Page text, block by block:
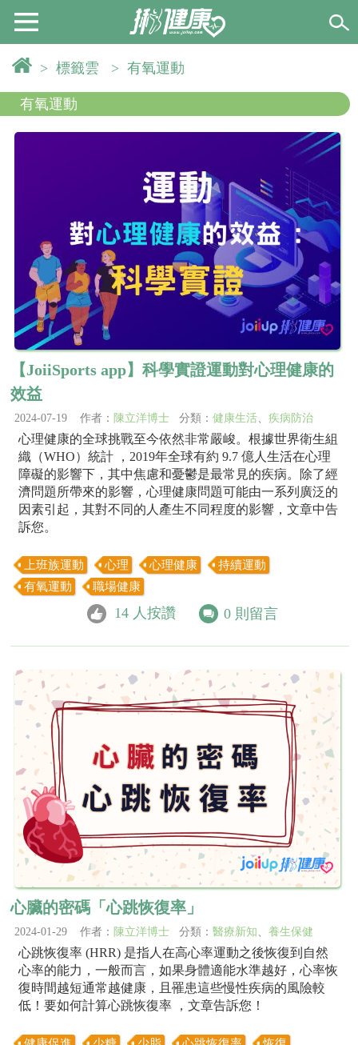
> 標籤雲 > 有氧運動
有氧運動
【JoiiSports app】科學實證運動對心理健康的
效益
2024-07-19 作者： 陳立洋博士 分類： 健康生活、 疾病防治
心理健康的全球挑戰至今依然非常嚴峻。根據世界衛生組
織（WHO）統計 ，2019年全球有約 9.7 億人生活在心理
障礙的影響下，其中焦慮和憂鬱是最常見的疾病。除了經
濟問題所帶來的影響，心理健康問題可能由一系列廣泛的
因素引起，其對不同的人產生不同程度的影響，文章中告
訴您。
上班族運動 心理 心理健康
持續運動
有氧運動
職場健康
14 人按讚 0 則留言
心臟的密碼「心跳恢復率」
2024-01-29 作者： 陳立洋博士 分類： 醫療新知 、 養生保健
心跳恢復率 (HRR) 是指人在高心率運動之後恢復到自然
心率的能力，一般而言，如果身體適能水準越好，心率恢
復時間越短通常越健康，且罹患這些慢性疾病的風險較
低！要如何計算心跳恢復率 ，文章告訴您！